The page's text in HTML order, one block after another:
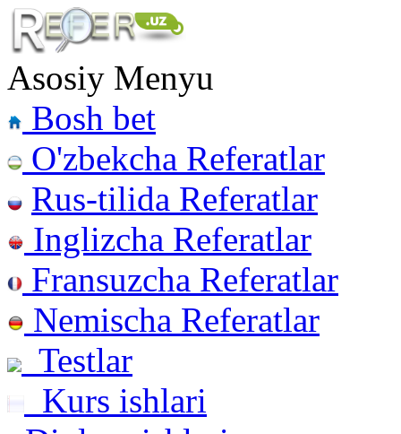
Asosiy Menyu
Bosh bet
O'zbekcha Referatlar
Rus-tilida Referatlar
Inglizcha Referatlar
Fransuzcha Referatlar
Nemischa Referatlar
Testlar
Kurs ishlari